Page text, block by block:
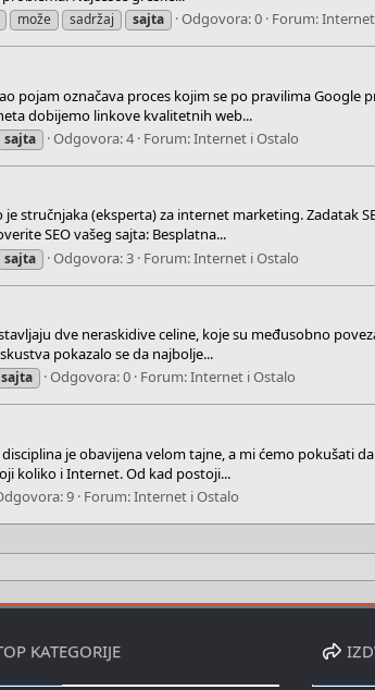
može sadržaj sajta Odgovora: 0 Forum:
pojam označava proces kojim se po pravilima
dobijemo linkove kvalitetnih web...
sajta Odgovora: 4 Forum:Internet i Ostalo
je stručnjaka (eksperta) za internet marketing.
SEO vašeg sajta: Besplatna...
sajta Odgovora: 3 Forum:Internet i Ostalo
dve neraskidive celine, koje su međusobno
pokazalo se da najbolje...
sajta Odgovora: 0 Forum:Internet i Ostalo
je obavijena velom tajne, a mi ćemo pokušati
koliko i Internet. Od kad postoji...
9 Forum:Internet i Ostalo
KATEGORIJE